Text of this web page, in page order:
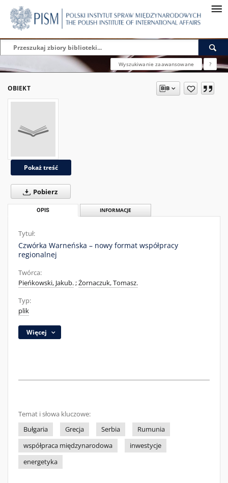
Wyszukiwanie zaawansowane ?
OBIEKT
Pokaż treść
Pobierz
OPIS INFORMACJE
Tytuł:
Czwórka Warneńska – nowy format współpracy
regionalnej
Twórca:
Pieńkowski, Jakub.;Żornaczuk, Tomasz.
Typ:
plik
Więcej
Temat i słowa kluczowe:
Bułgaria
Grecja Serbia
Rumunia
współpraca międzynarodowa
inwestycje
energetyka